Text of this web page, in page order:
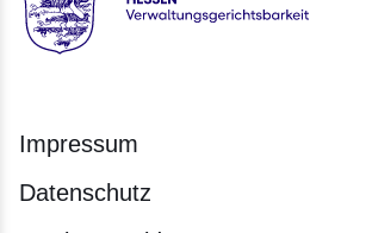
Hessen - Verwaltungsgerichtsbarkeit
Impressum
Datenschutz